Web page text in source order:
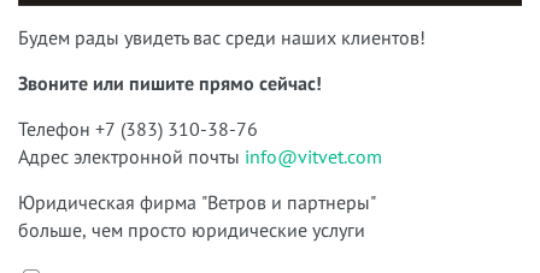
Будем рады увидеть вас среди наших клиентов!
Звоните или пишите прямо сейчас!
Телефон +7 (383) 310-38-76
Адрес электронной почты info@vitvet.com
Юридическая фирма "Ветров и партнеры"
больше, чем просто юридические услуги